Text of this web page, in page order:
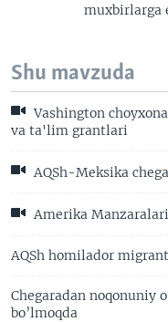
muxbirlarga
Shu mavzuda
Vashington
va ta'lim grantlari
AQSh-Meksika
Amerika
AQSh homilador
Chegaradan noqonuniy
bo’lmoqda